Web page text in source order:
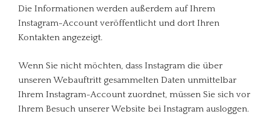
Die Informationen werden außerdem auf Ihrem
Instagram-Account veröffentlicht und dort Ihren
Kontakten angezeigt.
Wenn Sie nicht möchten, dass Instagram die über
unseren Webauftritt gesammelten Daten unmittelbar
Ihrem Instagram-Account zuordnet, müssen Sie sich vor
Ihrem Besuch unserer Website bei Instagram ausloggen.